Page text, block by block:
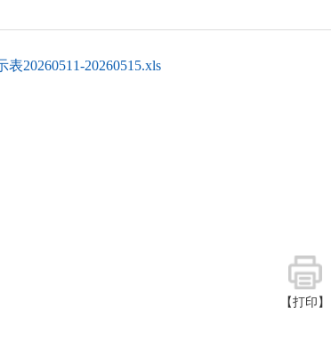
20260511-20260515.xls
【打印】